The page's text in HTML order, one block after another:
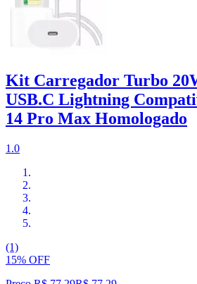
Kit Carregador Turbo
USB.C Lightning
14 Pro Max Homologado
1.0
(1)
15% OFF